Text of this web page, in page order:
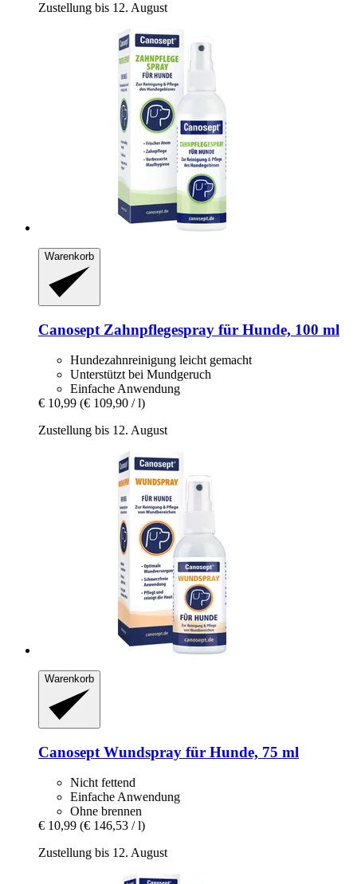
Zustellung bis 12. August
Warenkorb
Canosept Zahnpflegespray für Hunde, 100 ml
Hundezahnreinigung leicht gemacht
Unterstützt bei Mundgeruch
Einfache Anwendung
€ 10,99 (€ 109,90 / l)
Zustellung bis 12. August
Warenkorb
Canosept Wundspray für Hunde, 75 ml
Nicht fettend
Einfache Anwendung
Ohne brennen
€ 10,99 (€ 146,53 / l)
Zustellung bis 12. August